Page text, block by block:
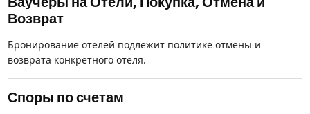
Возврат
Бронирование отелей подлежит политике отмены и
возврата конкретного отеля.
Споры по счетам